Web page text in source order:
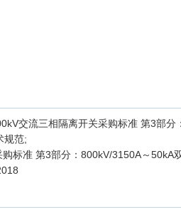
交流三相隔离开关采购标准 第3部分
规范;
标准 第3部分：800kV/3150A～50kA